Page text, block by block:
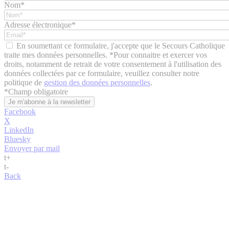
Nom*
Adresse électronique*
En soumettant ce formulaire, j'accepte que le Secours Catholique
traite mes données personnelles. *Pour connaitre et exercer vos
droits, notamment de retrait de votre consentement à l'utilisation des
données collectées par ce formulaire, veuillez consulter notre
politique de gestion des données personnelles.
*Champ obligatoire
Facebook
X
LinkedIn
Bluesky
Envoyer par mail
t+
t-
Back